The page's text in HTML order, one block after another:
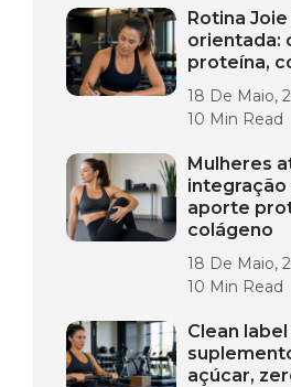
Rotina
orientada:
proteína,
18 De Maio,
10 Min Read
Mulheres
aporte
colágeno
18 De Maio,
10 Min Read
Clean
açúcar,